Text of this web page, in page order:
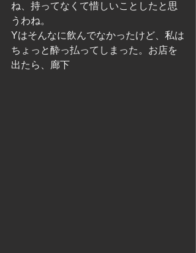
ね、持ってなくて惜しいことしたと思
うわね。
Yはそんなに飲んでなかったけど、私は
ちょっと酔っ払ってしまった。お店を
出たら、廊下